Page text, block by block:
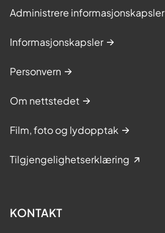
Administrere informasjonskapsler
Informasjonskapsler
Personvern
Om nettstedet
Film, foto og lydopptak
Tilgjengelighetserklæring
KONTAKT